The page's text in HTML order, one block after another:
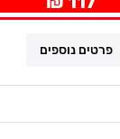
פרטים נוספים